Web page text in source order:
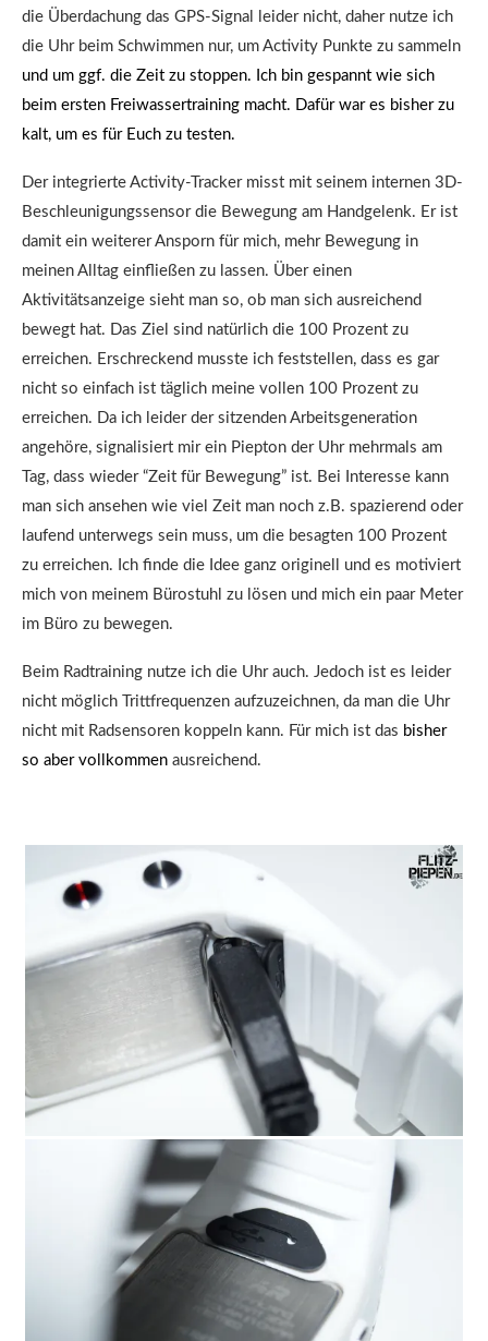
die Überdachung das GPS-Signal leider nicht, daher nutze ich
die Uhr beim Schwimmen nur, um Activity Punkte zu sammeln
und um ggf. die Zeit zu stoppen. Ich bin gespannt wie sich
beim ersten Freiwassertraining macht. Dafür war es bisher zu
kalt, um es für Euch zu testen.
Der integrierte Activity-Tracker misst mit seinem internen 3D-
Beschleunigungssensor die Bewegung am Handgelenk. Er ist
damit ein weiterer Ansporn für mich, mehr Bewegung in
meinen Alltag einfließen zu lassen. Über einen
Aktivitätsanzeige sieht man so, ob man sich ausreichend
bewegt hat. Das Ziel sind natürlich die 100 Prozent zu
erreichen. Erschreckend musste ich feststellen, dass es gar
nicht so einfach ist täglich meine vollen 100 Prozent zu
erreichen. Da ich leider der sitzenden Arbeitsgeneration
angehöre, signalisiert mir ein Piepton der Uhr mehrmals am
Tag, dass wieder “Zeit für Bewegung” ist. Bei Interesse kann
man sich ansehen wie viel Zeit man noch z.B. spazierend oder
laufend unterwegs sein muss, um die besagten 100 Prozent
zu erreichen. Ich finde die Idee ganz originell und es motiviert
mich von meinem Bürostuhl zu lösen und mich ein paar Meter
im Büro zu bewegen.
Beim Radtraining nutze ich die Uhr auch. Jedoch ist es leider
nicht möglich Trittfrequenzen aufzuzeichnen, da man die Uhr
nicht mit Radsensoren koppeln kann. Für mich ist das bisher
so aber vollkommen ausreichend.